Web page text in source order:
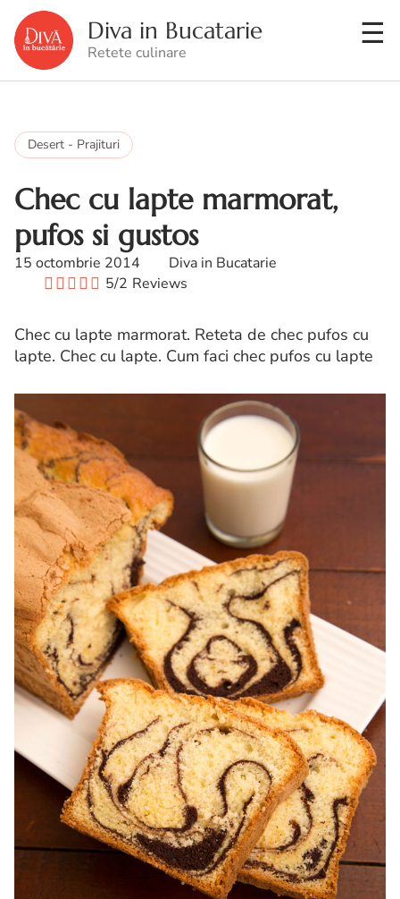
Diva in Bucatarie
Retete culinare
Desert - Prajituri
Chec cu lapte marmorat,
pufos si gustos
15 octombrie 2014
Diva in Bucatarie
5/2 Reviews
Chec cu lapte marmorat. Reteta de chec pufos cu
lapte. Chec cu lapte. Cum faci chec pufos cu lapte